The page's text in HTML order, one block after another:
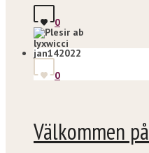
0
lyxwicci
jan142022
0
Välkommen